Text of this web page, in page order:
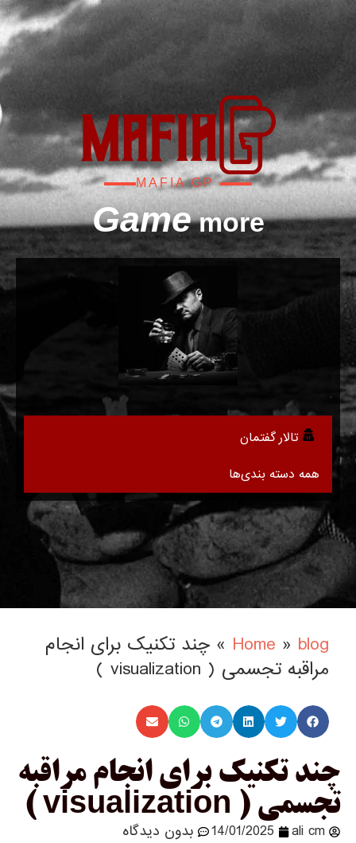
MAFIA GP
more
Game
.
تالار گفتمان
همه دسته بندی‌ها
Home » blog
» چند تکنیک برای انجام
مراقبه تجسمی ( visualization )
چند تکنیک برای انجام مراقبه
تجسمی ( visualization )
ali cm
14/01/2025 بدون دیدگاه